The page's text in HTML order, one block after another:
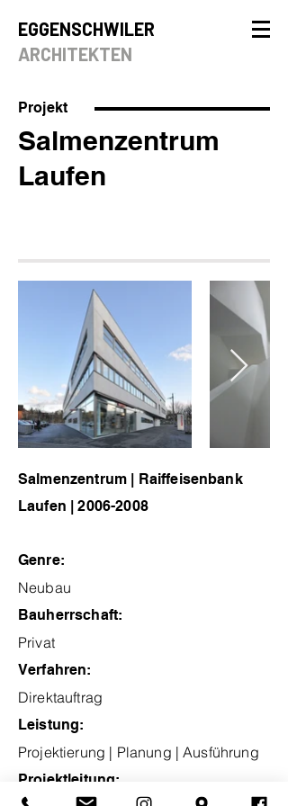
EGGENSCHWILER
ARCHITEKTEN
Projekt
Salmenzentrum
Laufen
Salmenzentrum | Raiffeisenbank
Laufen |2006-2008
Genre:
Neubau
Bauherrschaft:
Privat
Verfahren:
Direktauftrag
Leistung:
Projektierung | Planung | Ausführung
Projektleitung: